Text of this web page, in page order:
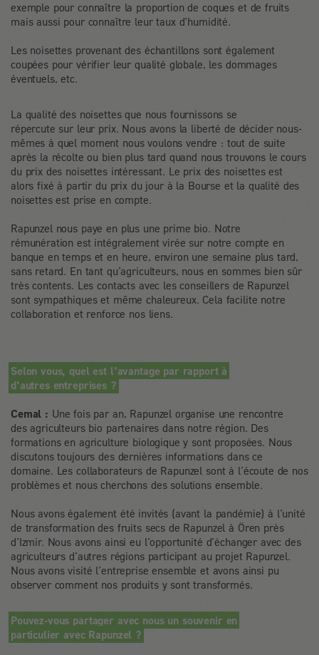
exemple pour connaître la proportion de coques et de fruits
mais aussi pour connaître leur taux d’humidité.
Les noisettes provenant des échantillons sont également
coupées pour vérifier leur qualité globale, les dommages
éventuels, etc.
La qualité des noisettes que nous fournissons se
répercute sur leur prix. Nous avons la liberté de décider nous-
mêmes à quel moment nous voulons vendre : tout de suite
après la récolte ou bien plus tard quand nous trouvons le cours
du prix des noisettes intéressant. Le prix des noisettes est
alors fixé à partir du prix du jour à la Bourse et la qualité des
noisettes est prise en compte.
Rapunzel nous paye en plus une prime bio. Notre
rémunération est intégralement virée sur notre compte en
banque en temps et en heure, environ une semaine plus tard,
sans retard. En tant qu’agriculteurs, nous en sommes bien sûr
très contents. Les contacts avec les conseillers de Rapunzel
sont sympathiques et même chaleureux. Cela facilite notre
collaboration et renforce nos liens.
Selon vous, quel est l’avantage par rapport à
d’autres entreprises ?
Cemal : Une fois par an, Rapunzel organise une rencontre
des agriculteurs bio partenaires dans notre région. Des
formations en agriculture biologique y sont proposées. Nous
discutons toujours des dernières informations dans ce
domaine. Les collaborateurs de Rapunzel sont à l’écoute de nos
problèmes et nous cherchons des solutions ensemble.
Nous avons également été invités (avant la pandémie) à l’unité
de transformation des fruits secs de Rapunzel à Ören près
d’Izmir. Nous avons ainsi eu l’opportunité d’échanger avec des
agriculteurs d’autres régions participant au projet Rapunzel.
Nous avons visité l’entreprise ensemble et avons ainsi pu
observer comment nos produits y sont transformés.
Pouvez-vous partager avec nous un souvenir en
particulier avec Rapunzel ?